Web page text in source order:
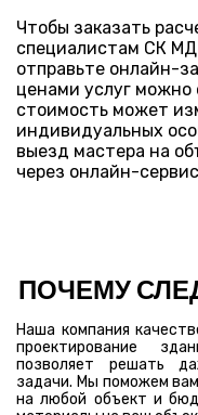
Чтобы заказать
специалистам СК
отправьте онлайн-
ценами услуг можно
стоимость может
индивидуальных
выезд мастера на
через онлайн-
ПОЧЕМУ
Наша компания
проектирование
позволяет решать
задачи. Мы поможем
на любой объект и